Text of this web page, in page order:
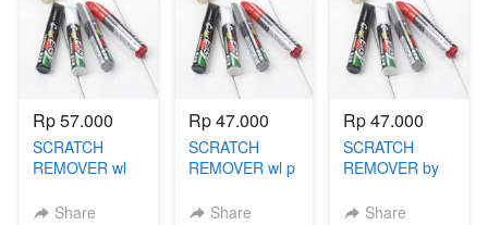
Rp 57.000
SCRATCH
REMOVER wl
Share
Rp 47.000
SCRATCH
REMOVER wl p
Share
Rp 47.000
SCRATCH
REMOVER by
Share